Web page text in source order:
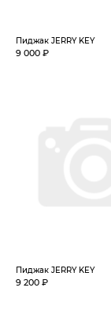
Пиджак JERRY KEY
9 000 ₽
Пиджак JERRY KEY
9 200 ₽